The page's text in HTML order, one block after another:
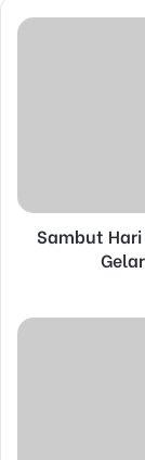
u
d
s
Sambut